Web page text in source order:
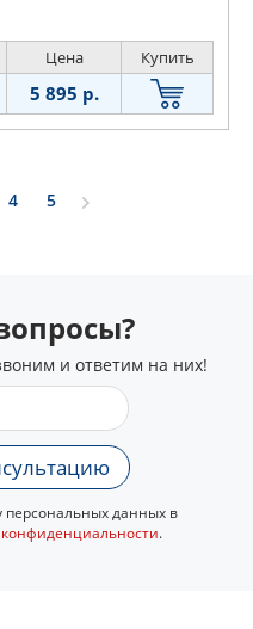
Цена Купить
5 895 р.
4 5
и ответим на них!
персональных данных в
.